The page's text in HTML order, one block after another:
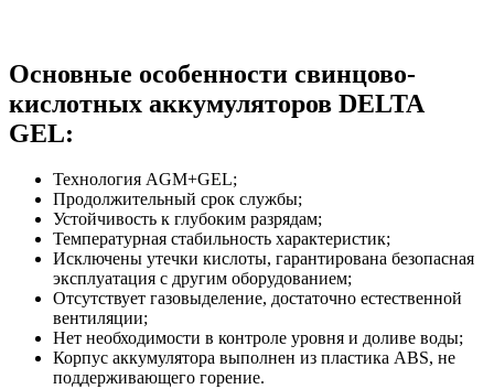
Основные особенности свинцово-
кислотных аккумуляторов DELTA
GEL:
Технология AGM+GEL;
Продолжительный срок службы;
Устойчивость к глубоким разрядам;
Температурная стабильность характеристик;
Исключены утечки кислоты, гарантирована безопасная
эксплуатация с другим оборудованием;
Отсутствует газовыделение, достаточно естественной
вентиляции;
Нет необходимости в контроле уровня и доливе воды;
Корпус аккумулятора выполнен из пластика ABS, не
поддерживающего горение.